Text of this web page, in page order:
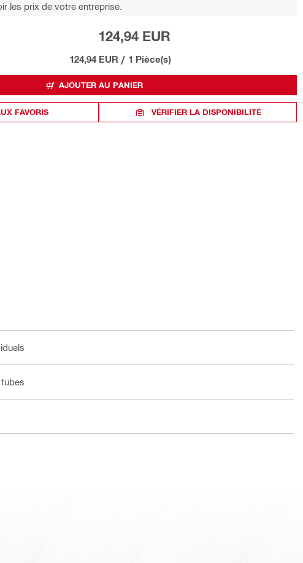
les prix de votre entreprise.
124,94 EUR
124,94 EUR / 1 Pièce(s)
AJOUTER AU PANIER
FAVORIS VÉRIFIER LA DISPONIBILITÉ
tubes